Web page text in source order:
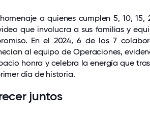
a quienes cumplen 5, 10, 15,
que involucra a sus familias y
En el 2024, 6 de los 7
al equipo de Operaciones,
honra y celebra la energía que
día de historia.
juntos